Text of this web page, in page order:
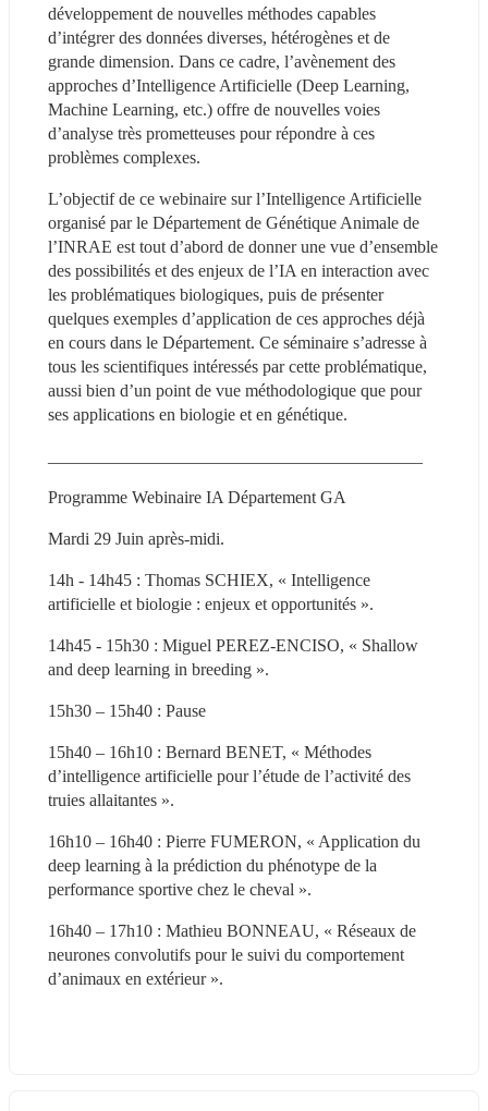
développement de nouvelles méthodes capables
d’intégrer des données diverses, hétérogènes et de
grande dimension. Dans ce cadre, l’avènement des
approches d’Intelligence Artificielle (Deep Learning,
Machine Learning, etc.) offre de nouvelles voies
d’analyse très prometteuses pour répondre à ces
problèmes complexes.
L’objectif de ce webinaire sur l’Intelligence Artificielle
organisé par le Département de Génétique Animale de
l’INRAE est tout d’abord de donner une vue d’ensemble
des possibilités et des enjeux de l’IA en interaction avec
les problématiques biologiques, puis de présenter
quelques exemples d’application de ces approches déjà
en cours dans le Département. Ce séminaire s’adresse à
tous les scientifiques intéressés par cette problématique,
aussi bien d’un point de vue méthodologique que pour
ses applications en biologie et en génétique.
Programme Webinaire IA Département GA
Mardi 29 Juin après-midi.
14h - 14h45 : Thomas SCHIEX, « Intelligence
artificielle et biologie : enjeux et opportunités ».
14h45 - 15h30 : Miguel PEREZ-ENCISO, « Shallow
and deep learning in breeding ».
15h30 – 15h40 : Pause
15h40 – 16h10 : Bernard BENET, « Méthodes
d’intelligence artificielle pour l’étude de l’activité des
truies allaitantes ».
16h10 – 16h40 : Pierre FUMERON, « Application du
deep learning à la prédiction du phénotype de la
performance sportive chez le cheval ».
16h40 – 17h10 : Mathieu BONNEAU, « Réseaux de
neurones convolutifs pour le suivi du comportement
d’animaux en extérieur ».